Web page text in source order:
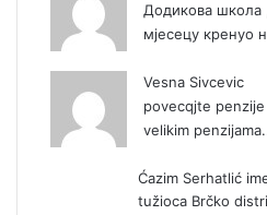
Додикова
мјесецу кренуо
Vesna Sivcevic
povecqjte
velikim
Ćazim Serhatlić
tužioca Brčko